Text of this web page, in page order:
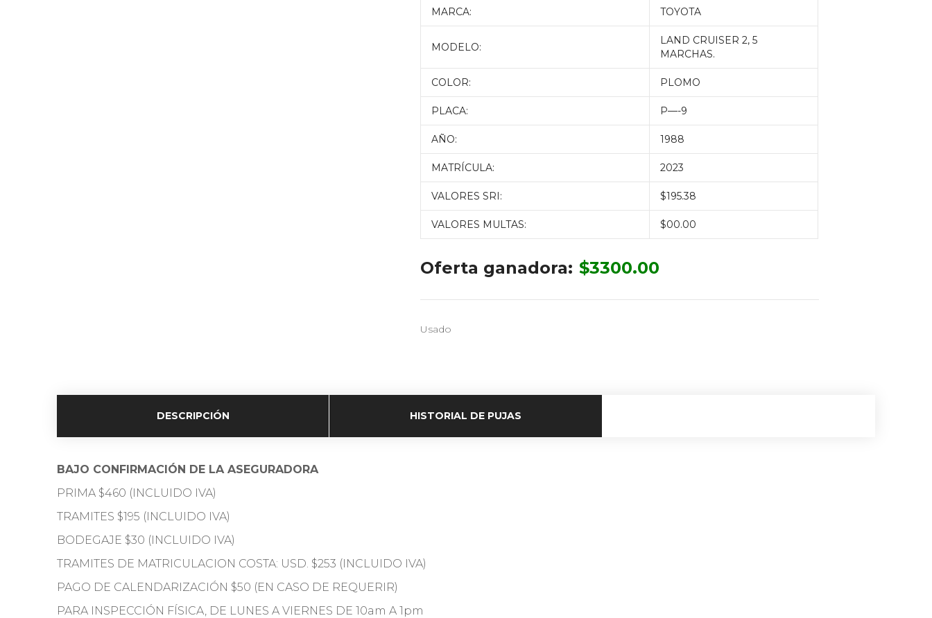
MARCA: TOYOTA
MODELO:
LAND CRUISER 2, 5
MARCHAS.
COLOR: PLOMO
PLACA: P—-9
AÑO: 1988
MATRÍCULA: 2023
VALORES SRI: $195.38
VALORES MULTAS: $00.00
Oferta ganadora: $3300.00
Usado
DESCRIPCIÓN HISTORIAL DE PUJAS
BAJO CONFIRMACIÓN DE LA ASEGURADORA
PRIMA $460 (INCLUIDO IVA)
TRAMITES $195 (INCLUIDO IVA)
BODEGAJE $30 (INCLUIDO IVA)
TRAMITES DE MATRICULACION COSTA: USD. $253 (INCLUIDO IVA)
PAGO DE CALENDARIZACIÓN $50 (EN CASO DE REQUERIR)
PARA INSPECCIÓN FÍSICA, DE LUNES A VIERNES DE 10am A 1pm